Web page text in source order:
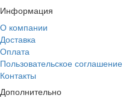
Информация
О компании
Доставка
Оплата
Пользовательское соглашение
Контакты
Дополнительно